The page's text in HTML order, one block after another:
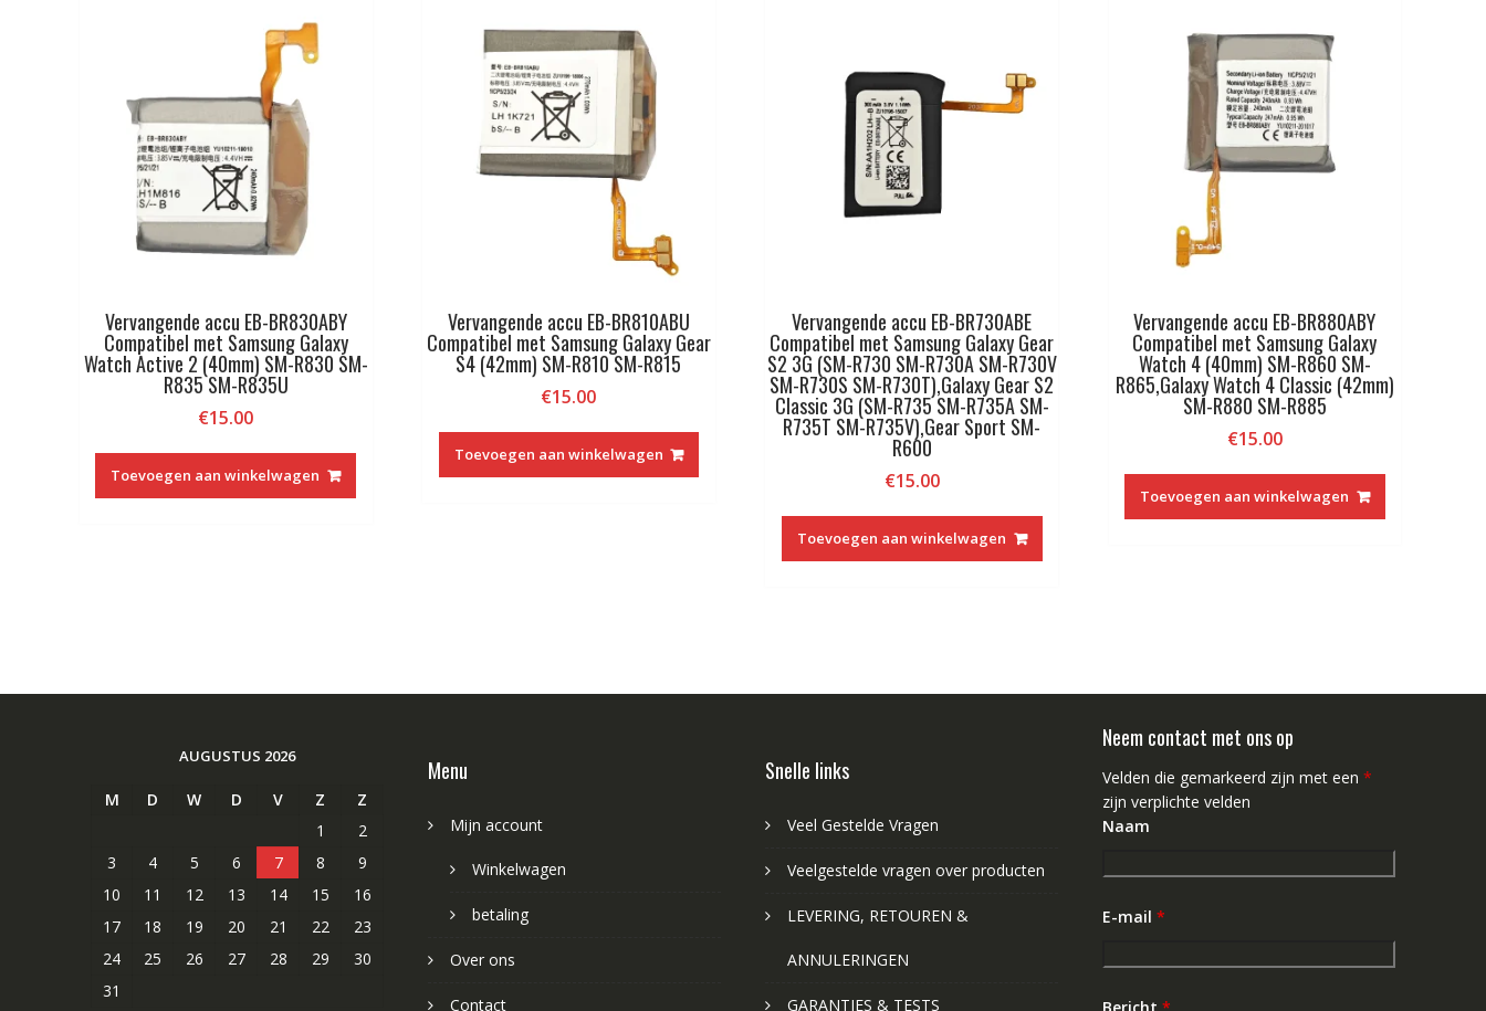
Vervangende accu EB-BR830ABY
Compatibel met Samsung Galaxy
Watch Active 2 (40mm) SM-R830 SM-
R835 SM-R835U
€15.00
Toevoegen aan winkelwagen
Vervangende accu EB-BR810ABU
Compatibel met Samsung Galaxy Gear
S4 (42mm) SM-R810 SM-R815
€15.00
Toevoegen aan winkelwagen
Vervangende accu EB-BR730ABE
Compatibel met Samsung Galaxy Gear
S2 3G (SM-R730 SM-R730A SM-R730V
SM-R730S SM-R730T),Galaxy Gear S2
Classic 3G (SM-R735 SM-R735A SM-
R735T SM-R735V),Gear Sport SM-
R600
€15.00
Toevoegen aan winkelwagen
Vervangende accu EB-BR880ABY
Compatibel met Samsung Galaxy
Watch 4 (40mm) SM-R860 SM-
R865,Galaxy Watch 4 Classic (42mm)
SM-R880 SM-R885
€15.00
Toevoegen aan winkelwagen
AUGUSTUS 2026
M D W D V Z
Z
1
2
3
4 5 6 7 8
9
10
11 12 13 14 15
16
17
18 19 20 21 22
23
24
25 26 27 28 29
30
31
Menu
Mijn account
Winkelwagen
betaling
Over ons
Contact
Snelle links
Veel Gestelde Vragen
Veelgestelde vragen over producten
LEVERING, RETOUREN &
ANNULERINGEN
GARANTIES & TESTS
Neem contact met ons op
Velden die gemarkeerd zijn met een *
zijn verplichte velden
Naam
E-mail *
Bericht *